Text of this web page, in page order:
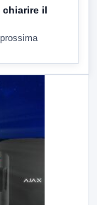
chiarire il